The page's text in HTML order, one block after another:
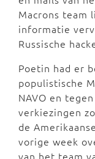
Macrons team
informatie
Russische
Poetin had er
populistische
NAVO en
verkiezingen
de
vorige week
van het team